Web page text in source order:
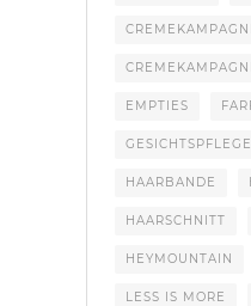
EMPTIES
GESICHTSPFLEGE
HAARBANDE
HAARSCHNITT
HEYMOUNTAIN
LESS IS MORE